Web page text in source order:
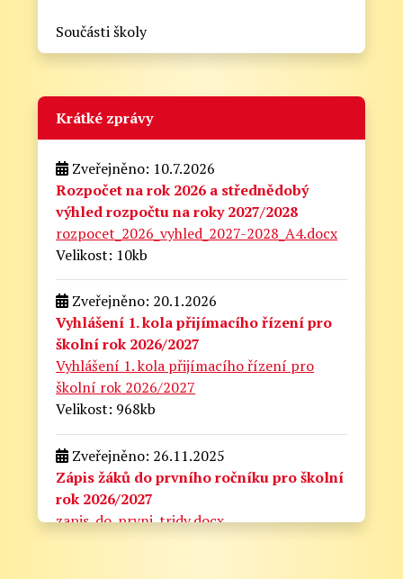
Součásti školy
Krátké zprávy
Zveřejněno: 10.7.2026
Rozpočet na rok 2026 a střednědobý
výhled rozpočtu na roky 2027/2028
rozpocet_2026_vyhled_2027-2028_A4.docx
Velikost: 10kb
Zveřejněno: 20.1.2026
Vyhlášení 1. kola přijímacího řízení pro
školní rok 2026/2027
Vyhlášení 1. kola přijímacího řízení pro
školní rok 2026/2027
Velikost: 968kb
Zveřejněno: 26.11.2025
Zápis žáků do prvního ročníku pro školní
rok 2026/2027
zapis_do_prvni_tridy.docx